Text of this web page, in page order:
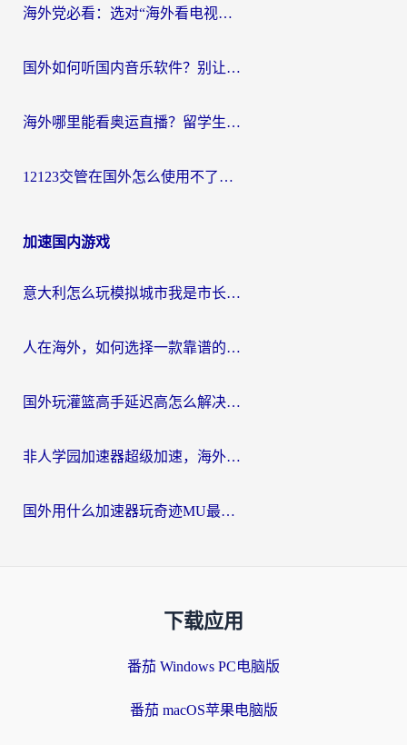
海外党必看：选对“海外看电视剧软件”，再也不用愁国内剧刷不了
国外如何听国内音乐软件？别让地域限制，断了你的中文歌单
海外哪里能看奥运直播？留学生&海外华人必看的体育赛事观赛终极指南
12123交管在国外怎么使用不了？海外华人必看的无缝访问国内资源指南
加速国内游戏
意大利怎么玩模拟城市我是市长？海外党国服游戏加速终极攻略（附三国3量子特攻解决办法）
人在海外，如何选择一款靠谱的玩剑灵2加速器？
国外玩灌篮高手延迟高怎么解决？海外玩家国服游戏加速终极指南
非人学园加速器超级加速，海外玩家重返国服的通行证
国外用什么加速器玩奇迹MU最好？2026海外玩家国服游戏加速全攻略
下载应用
番茄 Windows PC电脑版
番茄 macOS苹果电脑版